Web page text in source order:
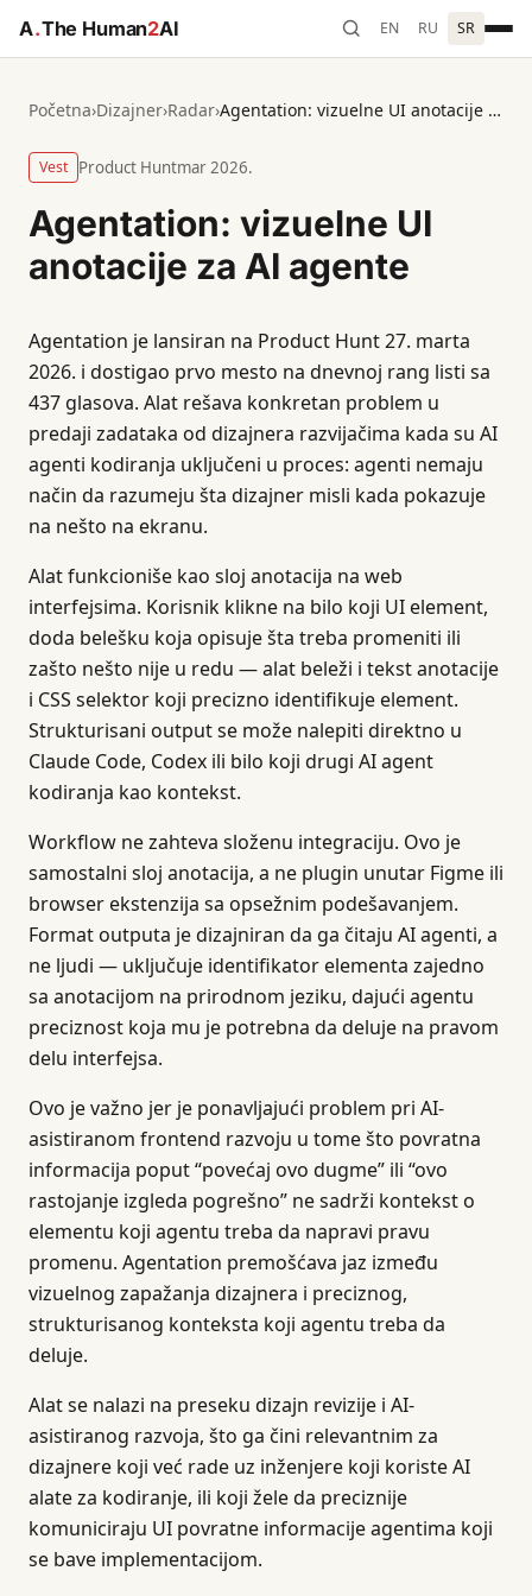
A.The Human2AI EN RU SR
Početna›Dizajner›Radar› Agentation: vizuelne UI anotacije za AI agente
Vest Product Huntmar 2026.
Agentation: vizuelne UI
anotacije za AI agente
Agentation je lansiran na Product Hunt 27. marta
2026. i dostigao prvo mesto na dnevnoj rang listi sa
437 glasova. Alat rešava konkretan problem u
predaji zadataka od dizajnera razvijačima kada su AI
agenti kodiranja uključeni u proces: agenti nemaju
način da razumeju šta dizajner misli kada pokazuje
na nešto na ekranu.
Alat funkcioniše kao sloj anotacija na web
interfejsima. Korisnik klikne na bilo koji UI element,
doda belešku koja opisuje šta treba promeniti ili
zašto nešto nije u redu — alat beleži i tekst anotacije
i CSS selektor koji precizno identifikuje element.
Strukturisani output se može nalepiti direktno u
Claude Code, Codex ili bilo koji drugi AI agent
kodiranja kao kontekst.
Workflow ne zahteva složenu integraciju. Ovo je
samostalni sloj anotacija, a ne plugin unutar Figme ili
browser ekstenzija sa opsežnim podešavanjem.
Format outputa je dizajniran da ga čitaju AI agenti, a
ne ljudi — uključuje identifikator elementa zajedno
sa anotacijom na prirodnom jeziku, dajući agentu
preciznost koja mu je potrebna da deluje na pravom
delu interfejsa.
Ovo je važno jer je ponavljajući problem pri AI-
asistiranom frontend razvoju u tome što povratna
informacija poput “povećaj ovo dugme” ili “ovo
rastojanje izgleda pogrešno” ne sadrži kontekst o
elementu koji agentu treba da napravi pravu
promenu. Agentation premošćava jaz između
vizuelnog zapažanja dizajnera i preciznog,
strukturisanog konteksta koji agentu treba da
deluje.
Alat se nalazi na preseku dizajn revizije i AI-
asistiranog razvoja, što ga čini relevantnim za
dizajnere koji već rade uz inženjere koji koriste AI
alate za kodiranje, ili koji žele da preciznije
komuniciraju UI povratne informacije agentima koji
se bave implementacijom.